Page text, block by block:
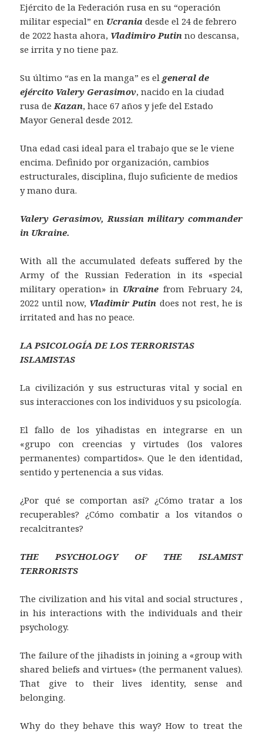
Ejército de la Federación rusa en su “operación
militar especial” en Ucrania desde el 24 de febrero
de 2022 hasta ahora, Vladimiro Putin no descansa,
se irrita y no tiene paz.
Su último “as en la manga” es elgeneral de
ejército Valery Gerasimov, nacido en la ciudad
rusa deKazan, hace 67 años y jefe del Estado
Mayor General desde 2012.
Una edad casi ideal para el trabajo que se le viene
encima. Definido por organización, cambios
estructurales, disciplina, flujo suficiente de medios
y mano dura.
Valery Gerasimov, Russian military commander
in Ukraine.
With all the accumulated defeats suffered by the
Army of the Russian Federation in its «special
military operation» in Ukraine from February 24,
2022 until now, Vladimir Putin does not rest, he is
irritated and has no peace.
LA PSICOLOGÍA DE LOS TERRORISTAS
ISLAMISTAS
La civilización y sus estructuras vital y social en
sus interacciones con los individuos y su psicología.
El fallo de los yihadistas en integrarse en un
«grupo con creencias y virtudes (los valores
permanentes) compartidos». Que le den identidad,
sentido y pertenencia a sus vidas.
¿Por qué se comportan así? ¿Cómo tratar a los
recuperables? ¿Cómo combatir a los vitandos o
recalcitrantes?
THE PSYCHOLOGY OF THE ISLAMIST
TERRORISTS
The civilization and his vital and social structures ,
in his interactions with the individuals and their
psychology.
The failure of the jihadists in joining a «group with
shared beliefs and virtues» (the permanent values).
That give to their lives identity, sense and
belonging.
Why do they behave this way? How to treat the